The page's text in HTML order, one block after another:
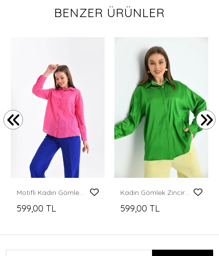
BENZER ÜRÜNLER
599,00 TL 599,00 TL